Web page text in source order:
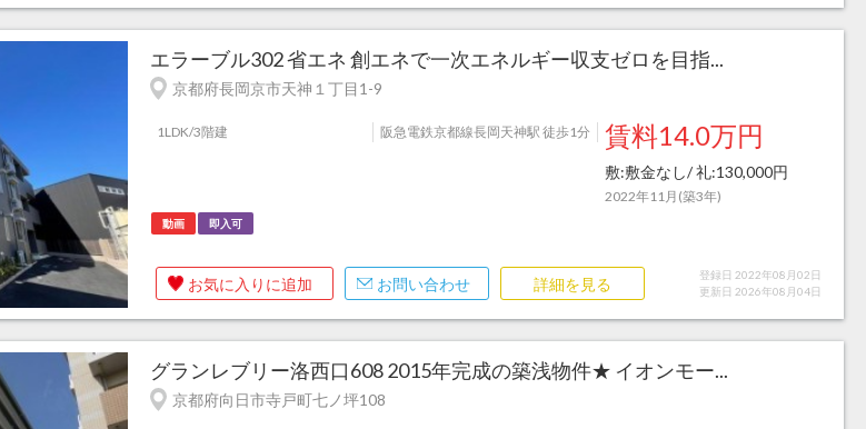
エラーブル302 省エネ 創エネで一次エネルギー収支ゼロを目指...
京都府長岡京市天神１丁目1-9
1LDK/3階建 阪急電鉄京都線長岡天神駅 徒歩1分 賃料14.0万円
敷:敷金なし/ 礼:130,000円
2022年11月(築3年)
動画 即入可
お気に入りに追加 お問い合わせ 詳細を見る
登録日 2022年08月02日
更新日 2026年08月04日
グランレブリー洛西口608 2015年完成の築浅物件★ イオンモー...
京都府向日市寺戸町七ノ坪108